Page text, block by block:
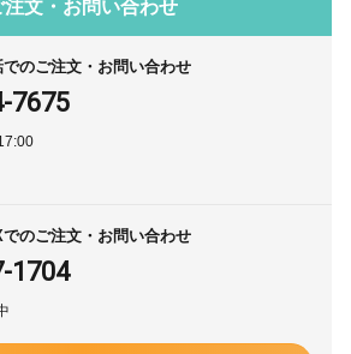
注文・お問い合わせ
でのご注文・お問い合わせ
7675
でのご注文・お問い合わせ
1704